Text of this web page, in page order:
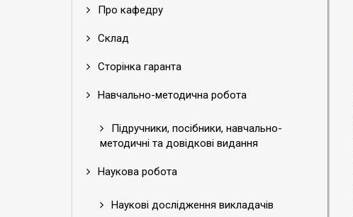
Про кафедру
Склад
Сторінка гаранта
Навчально-методична робота
Підручники, посібники, навчально-
методичні та довідкові видання
Наукова робота
Наукові дослідження викладачів